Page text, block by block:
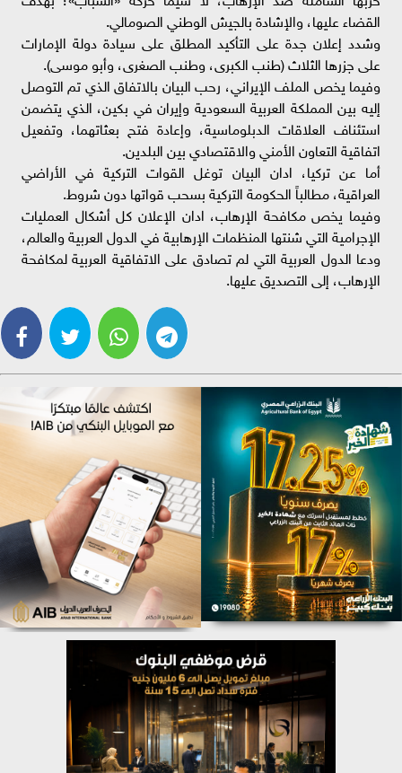
القضاء عليها، والإشادة بالجيش الوطني الصومالي.
وشدد إعلان جدة على التأكيد المطلق على سيادة دولة الإمارات
على جزرها الثلاث (طنب الكبرى، وطنب الصغرى، وأبو موسى).
وفيما يخص الملف الإيراني، رحب البيان بالاتفاق الذي تم التوصل
إليه بين المملكة العربية السعودية وإيران في بكين، الذي يتضمن
استئناف العلاقات الدبلوماسية، وإعادة فتح بعثاتهما، وتفعيل
اتفاقية التعاون الأمني والاقتصادي بين البلدين.
أما عن تركيا، ادان البيان توغل القوات التركية في الأراضي
العراقية، مطالباً الحكومة التركية بسحب قواتها دون شروط.
وفيما يخص مكافحة الإرهاب، ادان الإعلان كل أشكال العمليات
الإجرامية التي شنتها المنظمات الإرهابية في الدول العربية والعالم،
ودعا الدول العربية التي لم تصادق على الاتفاقية العربية لمكافحة
الإرهاب، إلى التصديق عليها.